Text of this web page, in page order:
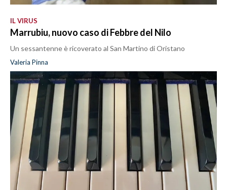
IL VIRUS
Marrubiu, nuovo caso di Febbre del Nilo
Un sessantenne è ricoverato al San Martino di Oristano
Valeria Pinna